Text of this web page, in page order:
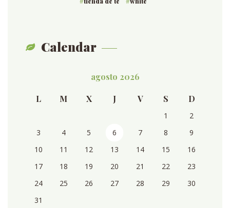
Calendar
agosto 2026
L M X J V S D
1
2
3
4 5 6 7 8
9
10
11 12 13 14 15
16
17
18 19 20 21 22
23
24
25 26 27 28 29
30
31